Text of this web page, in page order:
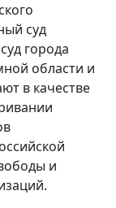
суд
города
области и
в качестве
и